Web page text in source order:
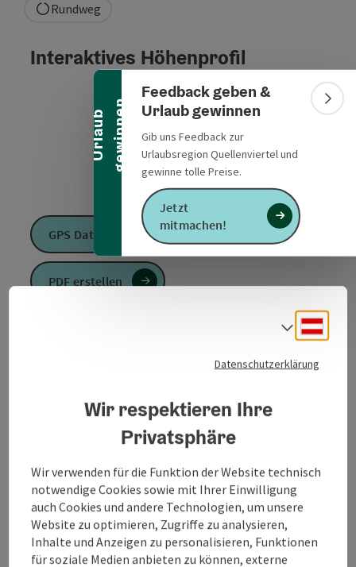
U
r
l
a
u
b
g
e
w
i
n
n
e n
Banner einklappen
Feedback geben &
Urlaub gewinnen
Gib uns Feedback zur
Urlaubsregion Quellenviertel und
gewinne tolle Preise.
Jetzt
mitmachen!
Rundweg
Mettmach - Mitterdorf - Hoanga - Weberleitner - Buch
z'Wimpling - Mettmach
Tour und Routeninformationen
Interaktives Höhenprofil
GPS Daten downloaden
PDF erstellen
Datenschutzerklärung
Wir respektieren Ihre
Privatsphäre
Wir verwenden für die Funktion der Website technisch
notwendige Cookies sowie mit Ihrer Einwilligung
auch Cookies und andere Technologien, um unsere
Website zu optimieren, Zugriffe zu analysieren,
Inhalte und Anzeigen zu personalisieren, Funktionen
für soziale Medien anbieten zu können, externe